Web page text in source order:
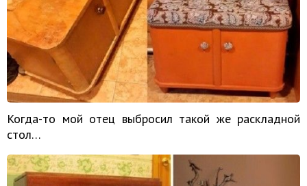
Когда-то мой отец выбросил такой же раскладной
стол…